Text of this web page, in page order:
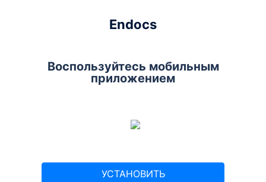
Endocs
Воспользуйтесь мобильным
приложением
УСТАНОВИТЬ